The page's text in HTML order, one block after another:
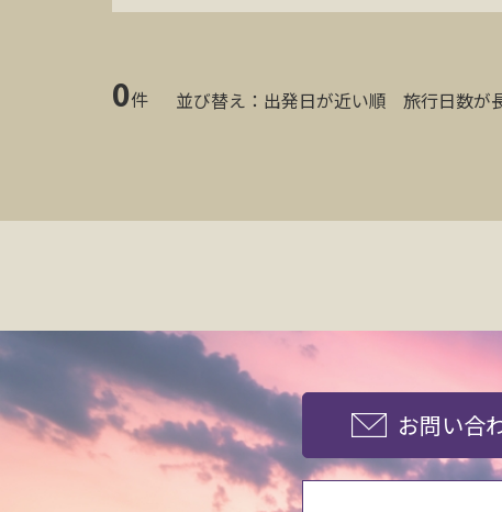
0件 並び替え： 出発日が近い順 旅行日数が
お問い合